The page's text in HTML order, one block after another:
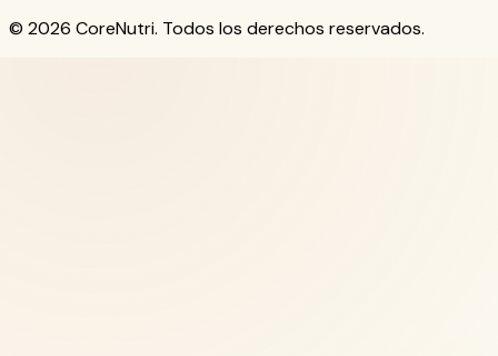
© 2026 CoreNutri. Todos los derechos reservados.